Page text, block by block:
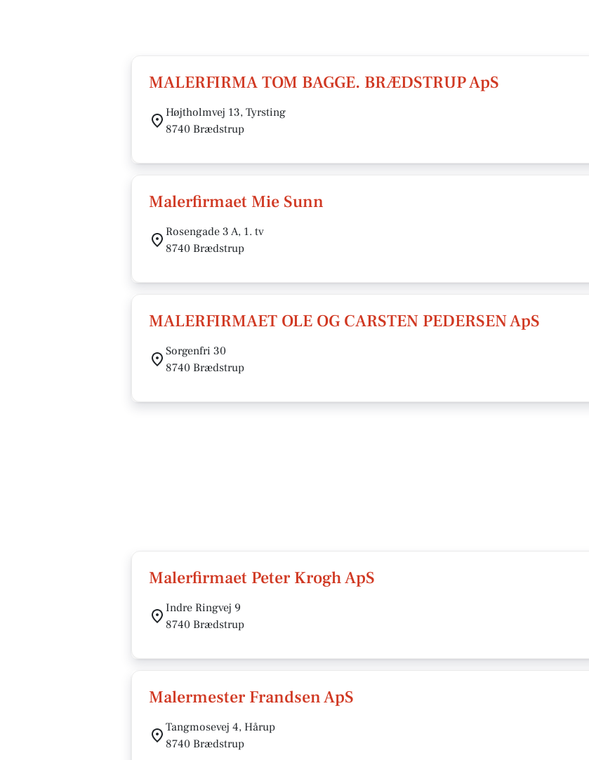
MALERFIRMA TOM BAGGE. BRÆDSTRUP ApS
Højtholmvej 13, Tyrsting
8740 Brædstrup
Malerfirmaet Mie Sunn
Rosengade 3 A, 1. tv
8740 Brædstrup
MALERFIRMAET OLE OG CARSTEN PEDERSEN ApS
Sorgenfri 30
8740 Brædstrup
Malerfirmaet Peter Krogh ApS
Indre Ringvej 9
8740 Brædstrup
Malermester Frandsen ApS
Tangmosevej 4, Hårup
8740 Brædstrup